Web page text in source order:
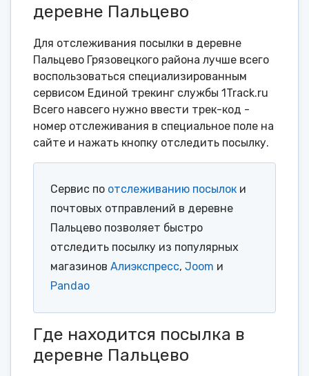
деревне Пальцево
Для отслеживания посылки в деревне
Пальцево Грязовецкого района лучше всего
воспользоваться специализированным
сервисом Единой трекинг службы 1Track.ru
Всего навсего нужно ввести трек-код -
номер отслеживания в специальное поле на
сайте и нажать кнопку отследить посылку.
Сервис по отслеживанию посылок и
почтовых отправлений в деревне
Пальцево позволяет быстро
отследить посылку из популярных
магазинов Алиэкспресс, Joom и
Pandao
Где находится посылка в
деревне Пальцево